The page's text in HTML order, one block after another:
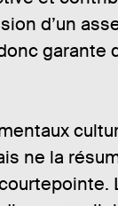
d’un
garante
ne la